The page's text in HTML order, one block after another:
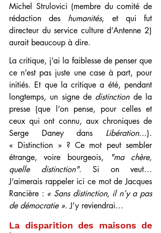
Michel Strulovici (membre du comité de
rédaction des humanités, et qui fut
directeur du service culture d’Antenne 2)
aurait beaucoup à dire.
La critique, j’ai la faiblesse de penser que
ce n’est pas juste une case à part, pour
initiés. Et que la critique a été, pendant
longtemps, un signe de distinction de la
presse (que l’on pense, pour celles et
ceux qui ont connu, aux chroniques de
Serge Daney dans Libération…).
« Distinction » ? Ce mot peut sembler
étrange, voire bourgeois,
"ma chère,
quelle distinction". Si on veut…
J’aimerais rappeler ici ce mot de Jacques
Rancière : « Sans distinction, il n’y a pas
de démocratie ». J’y reviendrai…
La disparition des maisons de